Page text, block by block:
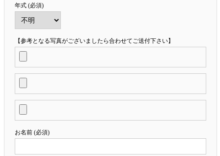
年式 (必須)
【参考となる写真がございましたら合わせてご送付下さい】
お名前 (必須)